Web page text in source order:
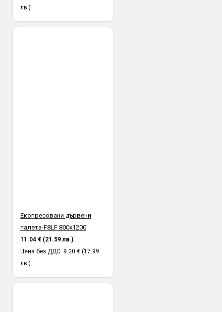
лв.)
Екопресовани дървени
палета-F8LF 800х1200
11.04 € (21.59 лв.)
Цена без ДДС: 9.20 € (17.99
лв.)